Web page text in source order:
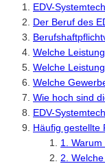
EDV-
Der Beruf des
Welche
Welche
Welche
Wie hoch sind
EDV-
Häufig gestellte
1.
2.